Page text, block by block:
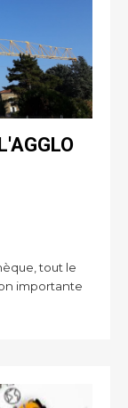
tout le
importante